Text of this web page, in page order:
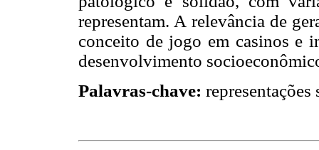
representam. A relevância de
conceito de jogo em casinos e
desenvolvimento
Palavras-chave: